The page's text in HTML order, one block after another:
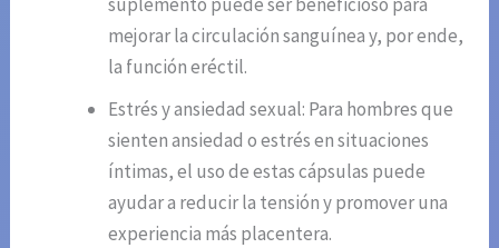
mejorar la circulación sanguínea y, por ende,
la función eréctil.
Estrés y ansiedad sexual: Para hombres que
sienten ansiedad o estrés en situaciones
íntimas, el uso de estas cápsulas puede
ayudar a reducir la tensión y promover una
experiencia más placentera.